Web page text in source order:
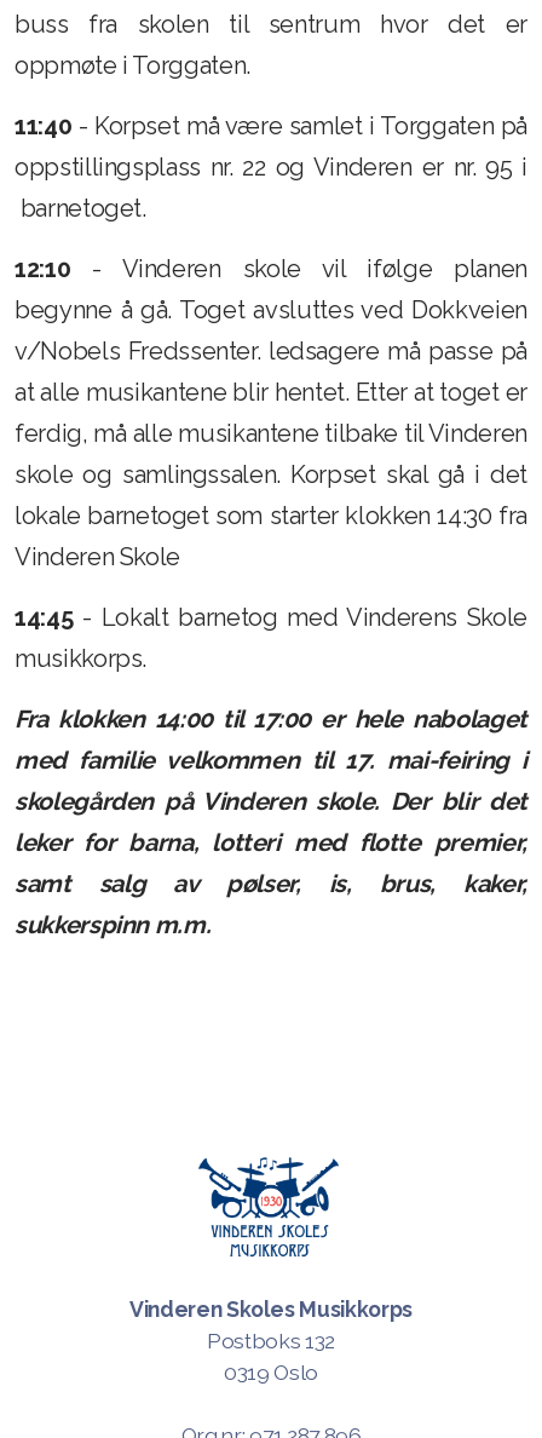
buss fra skolen til sentrum hvor det er
oppmøte i Torggaten.
11:40 - Korpset må være samlet i Torggaten på
oppstillingsplass nr. 22 og Vinderen er nr. 95 i
barnetoget.
12:10 - Vinderen skole vil ifølge planen
begynne å gå. Toget avsluttes ved Dokkveien
v/Nobels Fredssenter. ledsagere må passe på
at alle musikantene blir hentet. Etter at toget er
ferdig, må alle musikantene tilbake til Vinderen
skole og samlingssalen. Korpset skal gå i det
lokale barnetoget som starter klokken 14:30 fra
Vinderen Skole
14:45- Lokalt barnetog med Vinderens Skole
musikkorps.
Fra klokken 14:00 til 17:00 er hele nabolaget
med familie velkommen til 17. mai-feiring i
skolegården på Vinderen skole. Der blir det
leker for barna, lotteri med flotte premier,
samt salg av pølser, is, brus, kaker,
sukkerspinn m.m.
Vinderen Skoles Musikkorps
Postboks 132
0319 Oslo